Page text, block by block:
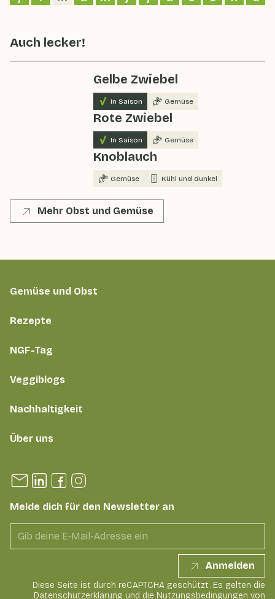
Auch lecker!
Gelbe Zwiebel
In Saison Gemüse
Rote Zwiebel
In Saison Gemüse
Knoblauch
Gemüse Kühl und dunkel
Mehr Obst und Gemüse
Gemüse und Obst
Rezepte
NGF-Tag
Veggiblogs
Nachhaltigkeit
Über uns
Melde dich für den Newsletter an
Anmelden
Diese Seite ist durch reCAPTCHA geschützt. Es gelten die
Datenschutzerklärung und die Nutzungsbedingungen von